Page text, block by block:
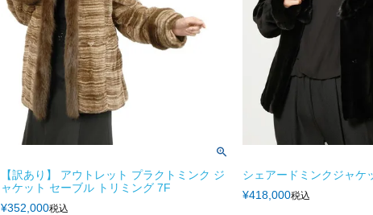
【訳あり】 アウトレット プラクトミンク ジ
ャケット セーブル トリミング 7F
¥352,000税込
シェアードミンクジャケ
¥418,000税込